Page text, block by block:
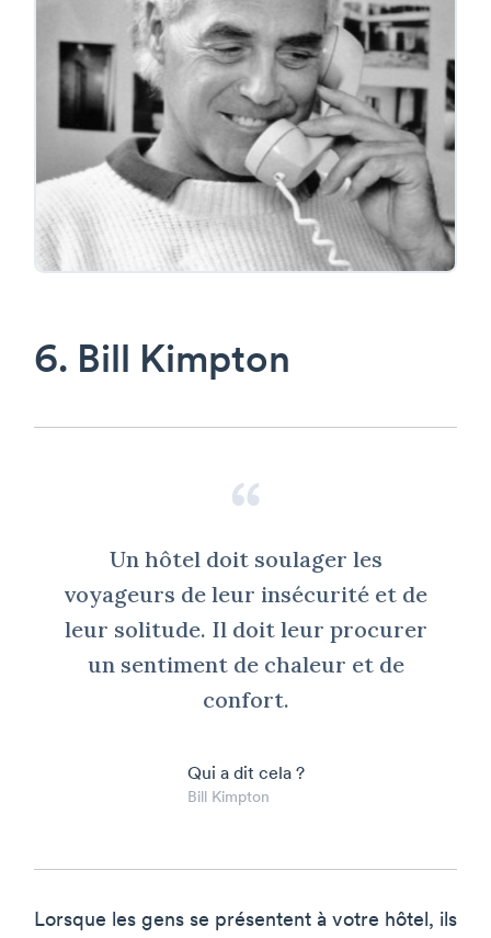
6. Bill Kimpton
Un hôtel doit soulager les
voyageurs de leur insécurité et de
leur solitude. Il doit leur procurer
un sentiment de chaleur et de
confort.
Qui a dit cela ?
Bill Kimpton
Lorsque les gens se présentent à votre hôtel, ils